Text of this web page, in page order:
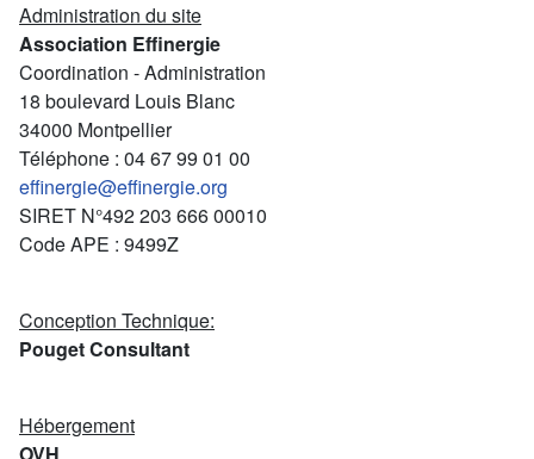
Administration du site
Association Effinergie
Coordination - Administration
18 boulevard Louis Blanc
34000 Montpellier
Téléphone : 04 67 99 01 00
effinergie@effinergie.org
SIRET N°492 203 666 00010
Code APE : 9499Z
Conception Technique:
Pouget Consultant
Hébergement